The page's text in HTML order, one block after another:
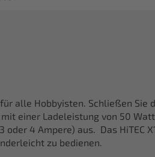
alle Hobbyisten. Schließen
einer Ladeleistung von 50
4 Ampere) aus. Das
zu bedienen.